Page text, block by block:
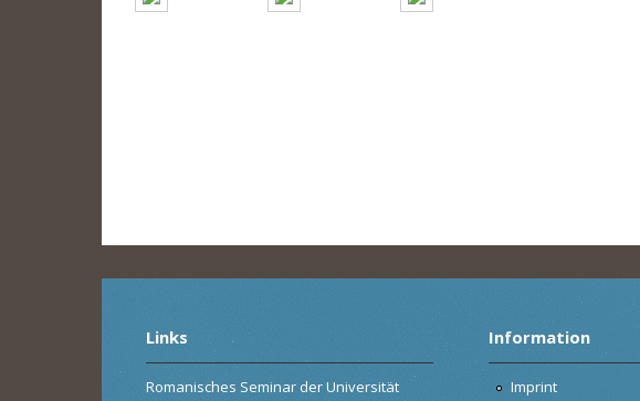
Links
Romanisches Seminar der Universität
Information
Imprint